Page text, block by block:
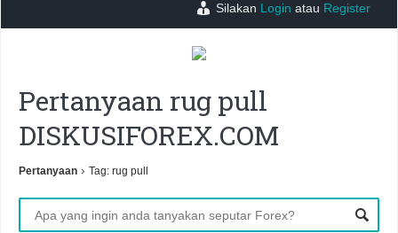
Silakan Login atau Register
Pertanyaan rug pull
DISKUSIFOREX.COM
Pertanyaan › Tag: rug pull